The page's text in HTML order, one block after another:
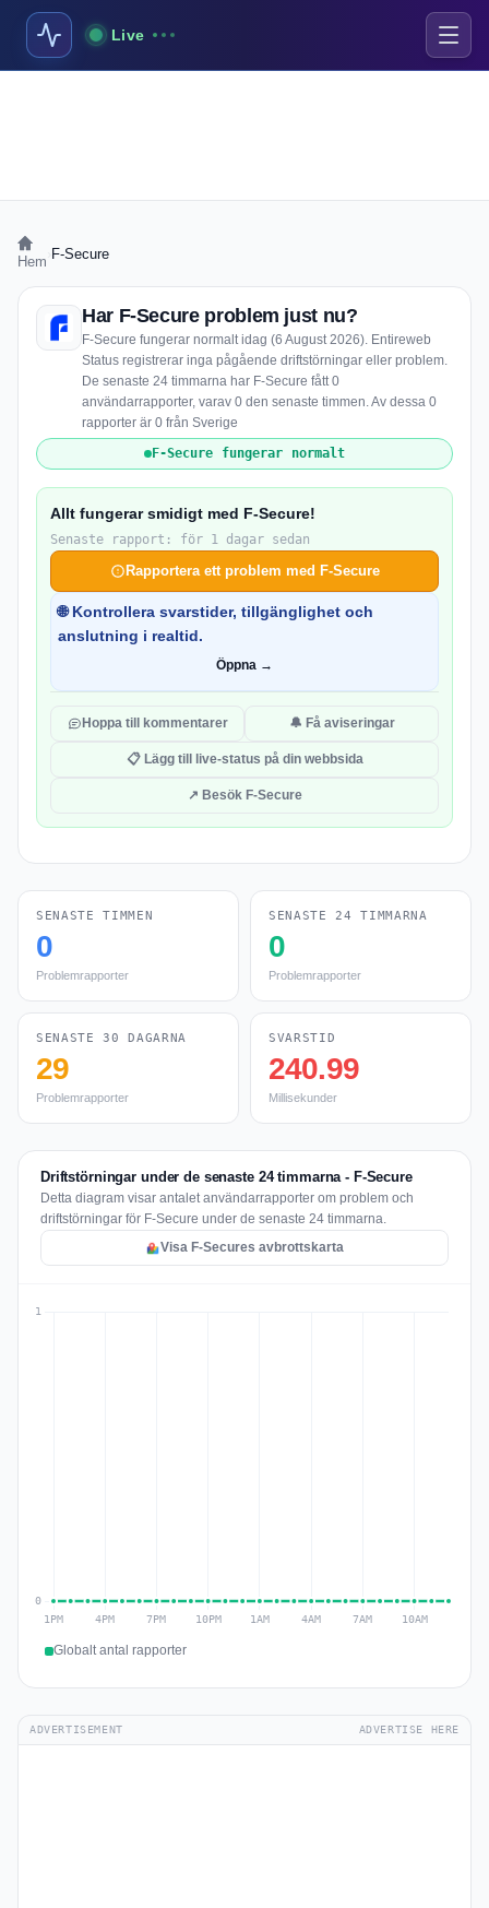
Live
Hem F-Secure
Har F-Secure problem just nu?
F-Secure fungerar normalt idag (6 August 2026). Entireweb
Status registrerar inga pågående driftstörningar eller problem.
De senaste 24 timmarna har F-Secure fått 0
användarrapporter, varav 0 den senaste timmen. Av dessa 0
rapporter är 0 från Sverige
F-Secure fungerar normalt
Allt fungerar smidigt med F-Secure!
Senaste rapport: för 1 dagar sedan
Rapportera ett problem med F-Secure
🌐 Kontrollera svarstider, tillgänglighet och
anslutning i realtid.
Öppna →
Hoppa till kommentarer 🔔 Få aviseringar
📋 Lägg till live-status på din webbsida
↗ Besök F-Secure
SENASTE TIMMEN
0
Problemrapporter
SENASTE 24 TIMMARNA
0
Problemrapporter
SENASTE 30 DAGARNA
29
Problemrapporter
SVARSTID
240.99
Millisekunder
Driftstörningar under de senaste 24 timmarna - F-Secure
Detta diagram visar antalet användarrapporter om problem och
driftstörningar för F-Secure under de senaste 24 timmarna.
Visa F-Secures avbrottskarta
Globalt antal rapporter
ADVERTISEMENT ADVERTISE HERE